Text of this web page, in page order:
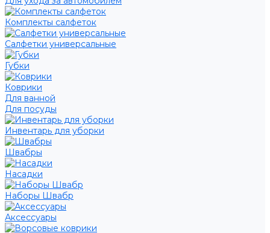
Комплекты салфеток
Салфетки универсальные
Губки
Коврики
Для ванной
Для посуды
Инвентарь для уборки
Швабры
Насадки
Наборы Швабр
Аксессуары